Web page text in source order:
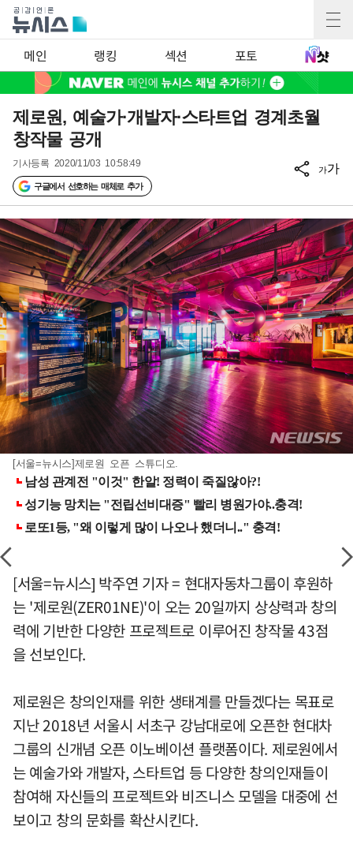
메인 랭킹 섹션 포토
제로원, 예술가·개발자·스타트업 경계초월
창작물 공개
기사등록 2020/11/03 10:58:49
구글에서 선호하는 매체로 추가
가가
[서울=뉴시스]제로원 오픈 스튜디오.
[서울=뉴시스] 박주연 기자 = 현대자동차그룹이 후원하
는 '제로원(ZER01NE)'이 오는 20일까지 상상력과 창의
력에 기반한 다양한 프로젝트로 이루어진 창작물 43점
을 선보인다.
제로원은 창의인재를 위한 생태계를 만들겠다는 목표로
지난 2018년 서울시 서초구 강남대로에 오픈한 현대차
그룹의 신개념 오픈 이노베이션 플랫폼이다. 제로원에서
는 예술가와 개발자, 스타트업 등 다양한 창의인재들이
참여해 자신들의 프로젝트와 비즈니스 모델을 대중에 선
보이고 창의 문화를 확산시킨다.